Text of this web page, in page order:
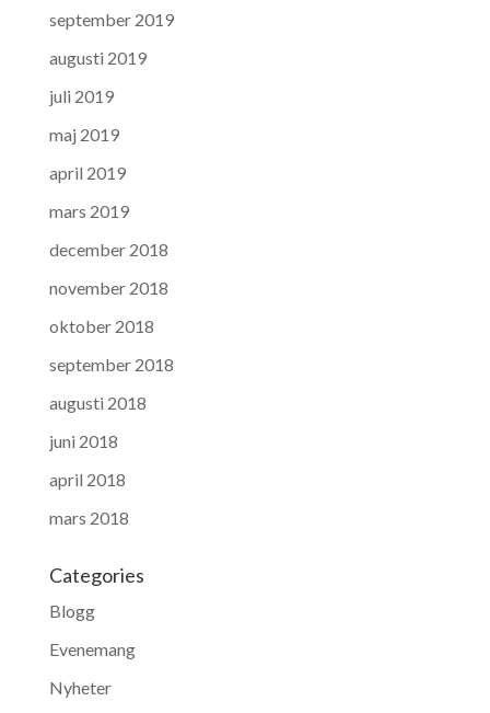
september 2019
augusti 2019
juli 2019
maj 2019
april 2019
mars 2019
december 2018
november 2018
oktober 2018
september 2018
augusti 2018
juni 2018
april 2018
mars 2018
Categories
Blogg
Evenemang
Nyheter